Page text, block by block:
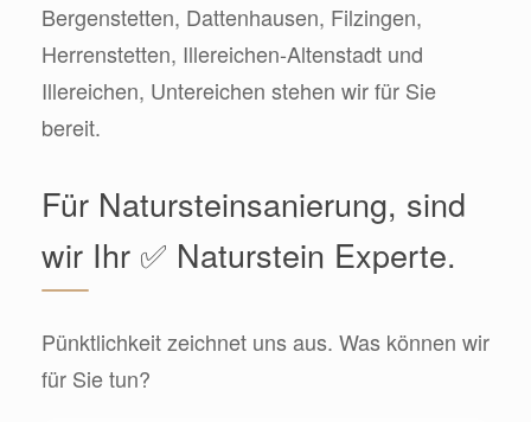
Bergenstetten, Dattenhausen, Filzingen,
Herrenstetten, Illereichen-Altenstadt und
Illereichen, Untereichen stehen wir für Sie
bereit.
Für Natursteinsanierung, sind
wir Ihr ✅ Naturstein Experte.
Pünktlichkeit zeichnet uns aus. Was können wir
für Sie tun?